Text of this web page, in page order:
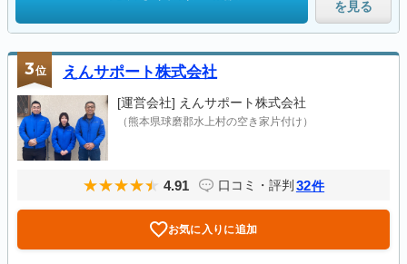
を見る
3位 えんサポート株式会社
[運営会社] えんサポート株式会社
（熊本県球磨郡水上村の空き家片付け）
4.91 口コミ・評判 32件
お気に入りに追加